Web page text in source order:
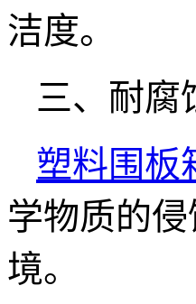
洁度。
三、耐腐
塑料围板
学物质的
境。